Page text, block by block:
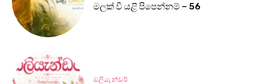
මලක් වී යළි පිපෙන්නම් – 56
ඔලියැන්ඩර්